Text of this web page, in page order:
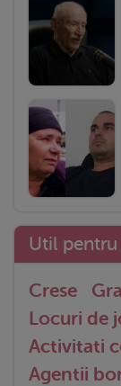
Util
Crese
Locuri de
Activitati
Agentii